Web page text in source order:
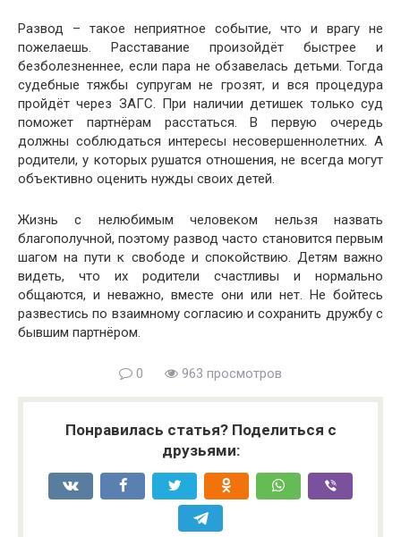
Развод – такое неприятное событие, что и врагу не
пожелаешь. Расставание произойдёт быстрее и
безболезненнее, если пара не обзавелась детьми. Тогда
судебные тяжбы супругам не грозят, и вся процедура
пройдёт через ЗАГС. При наличии детишек только суд
поможет партнёрам расстаться. В первую очередь
должны соблюдаться интересы несовершеннолетних. А
родители, у которых рушатся отношения, не всегда могут
объективно оценить нужды своих детей.
Жизнь с нелюбимым человеком нельзя назвать
благополучной, поэтому развод часто становится первым
шагом на пути к свободе и спокойствию. Детям важно
видеть, что их родители счастливы и нормально
общаются, и неважно, вместе они или нет. Не бойтесь
развестись по взаимному согласию и сохранить дружбу с
бывшим партнёром.
0 963 просмотров
Понравилась статья? Поделиться с
друзьями: